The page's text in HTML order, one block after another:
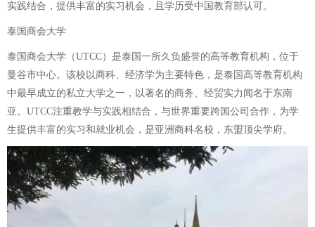
实践结合，提供丰富的实习机会，且学历受中国教育部认可。
泰国商会大学
泰国商会大学（UTCC）是泰国一所久负盛誉的高等教育机构，位于
曼谷市中心。该校以商科、经济学为主要特色，是泰国高等教育机构
中最早成立的私立大学之一，以著名的商务、经贸实力闻名于东南
亚。UTCC注重教学与实践相结合，与世界重要跨国公司合作，为学
生提供丰富的实习和就业机会，是亚洲商科名校，东盟顶尖学府。